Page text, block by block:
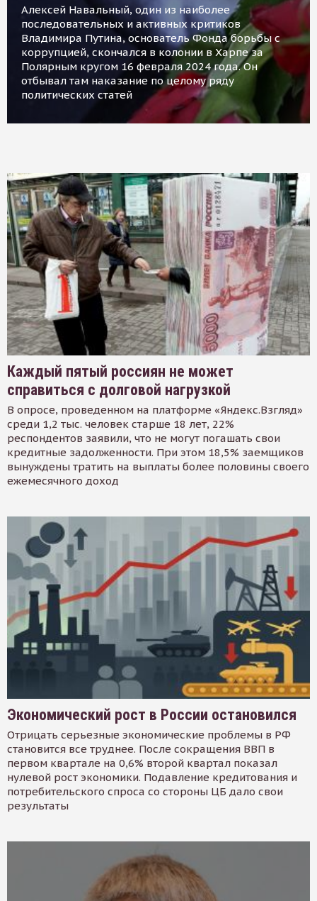
Алексей Навальный, один из наиболее
последовательных и активных критиков
Владимира Путина, основатель Фонда борьбы с
коррупцией, скончался в колонии в Харпе за
Полярным кругом 16 февраля 2024 года. Он
отбывал там наказание по целому ряду
политических статей
Каждый пятый россиян не может
справиться с долговой нагрузкой
В опросе, проведенном на платформе «Яндекс.Взгляд»
среди 1,2 тыс. человек старше 18 лет, 22%
респондентов заявили, что не могут погашать свои
кредитные задолженности. При этом 18,5% заемщиков
вынуждены тратить на выплаты более половины своего
ежемесячного доход
Экономический рост в России остановился
Отрицать серьезные экономические проблемы в РФ
становится все труднее. После сокращения ВВП в
первом квартале на 0,6% второй квартал показал
нулевой рост экономики. Подавление кредитования и
потребительского спроса со стороны ЦБ дало свои
результаты